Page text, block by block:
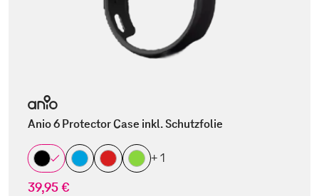
Anio 6 Protector Case inkl. Schutzfolie
+ 1
39,95 €